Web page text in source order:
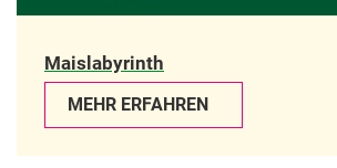
Maislabyrinth
MEHR ERFAHREN